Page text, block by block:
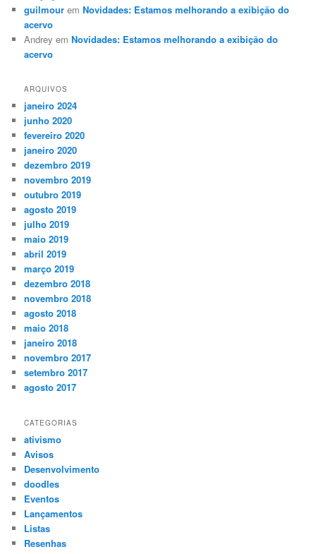
guilmour emNovidades: Estamos melhorando a exibição do
acervo
Andrey emNovidades: Estamos melhorando a exibição do
acervo
ARQUIVOS
janeiro 2024
junho 2020
fevereiro 2020
janeiro 2020
dezembro 2019
novembro 2019
outubro 2019
agosto 2019
julho 2019
maio 2019
abril 2019
março 2019
dezembro 2018
novembro 2018
agosto 2018
maio 2018
janeiro 2018
novembro 2017
setembro 2017
agosto 2017
CATEGORIAS
ativismo
Avisos
Desenvolvimento
doodles
Eventos
Lançamentos
Listas
Resenhas